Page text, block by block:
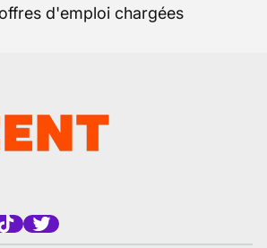
d'emploi chargées